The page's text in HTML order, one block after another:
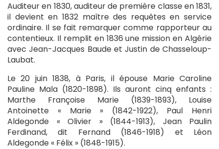
Auditeur en 1830, auditeur de première classe en 1831,
il devient en 1832 maître des requêtes en service
ordinaire. Il se fait remarquer comme rapporteur au
contentieux. Il remplit en 1836 une mission en Algérie
avec Jean-Jacques Baude et Justin de Chasseloup-
Laubat.
Le 20 juin 1838, à Paris, il épouse Marie Caroline
Pauline Mala (1820-1898). Ils auront cinq enfants :
Marthe Françoise Marie (1839-1893), Louise
Antoinette « Marie » (1842-1922), Paul Henri
Aldegonde « Olivier » (1844-1913), Jean Paulin
Ferdinand, dit Fernand (1846-1918) et Léon
Aldegonde « Félix » (1848-1915).